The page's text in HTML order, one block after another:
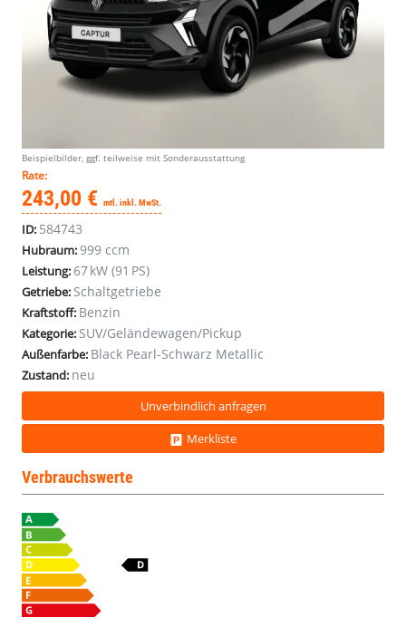
Beispielbilder, ggf. teilweise mit Sonderausstattung
Rate:
243,00 € mtl. inkl. MwSt.
ID: 584743
Hubraum:999 ccm
Leistung:67 kW (91 PS)
Getriebe: Schaltgetriebe
Kraftstoff: Benzin
Kategorie: SUV/Geländewagen/Pickup
Außenfarbe: Black Pearl-Schwarz Metallic
Zustand: neu
Unverbindlich anfragen
Merkliste
Verbrauchswerte